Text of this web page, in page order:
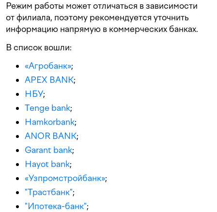
Режим работы может отличаться в зависимости
от филиала, поэтому рекомендуется уточнить
информацию напрямую в коммерческих банках.
В список вошли:
«Агробанк»;
APEX BANK;
НБУ;
Tenge bank;
Hamkorbank;
ANOR BANK;
Garant bank;
Hayot bank;
«Узпромстройбанк»;
"Трастбанк";
"Ипотека-банк";